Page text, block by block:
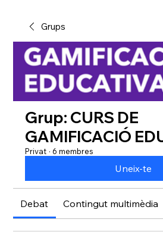
Grups
Grup: CURS DE
GAMIFICACIÓ
Privat · 6 membres
Uneix-te
Debat Contingut multimèdia